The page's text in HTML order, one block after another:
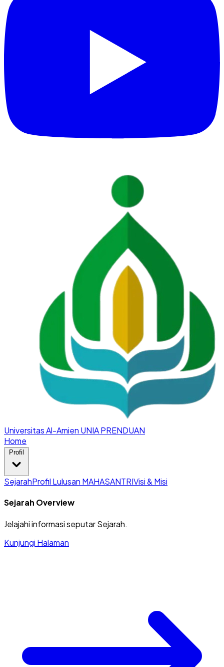
Universitas Al-Amien UNIA PRENDUAN
Home
SejarahProfil Lulusan MAHASANTRIVisi & Misi
Sejarah Overview
Jelajahi informasi seputar Sejarah.
Kunjungi Halaman